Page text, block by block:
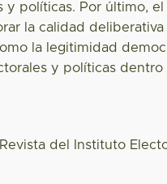
y políticas. Por último,
la calidad
la legitimidad
y políticas dentro
del Instituto